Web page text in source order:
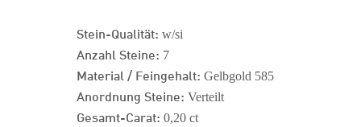
Stein-Qualität: w/si
Anzahl Steine: 7
Material / Feingehalt: Gelbgold 585
Anordnung Steine: Verteilt
Gesamt-Carat: 0,20 ct